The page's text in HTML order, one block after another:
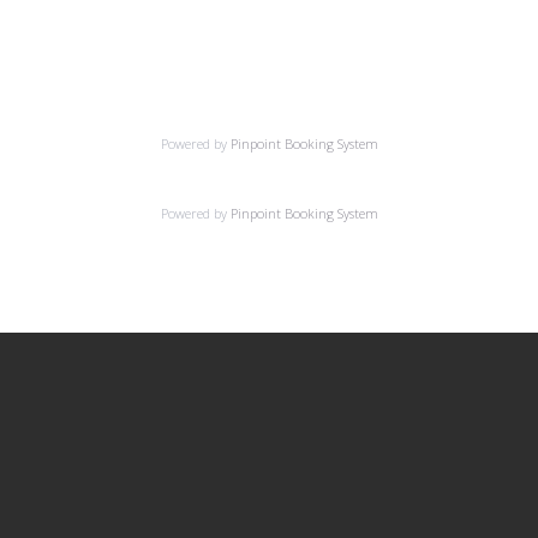
Powered by Pinpoint Booking System
Powered by Pinpoint Booking System